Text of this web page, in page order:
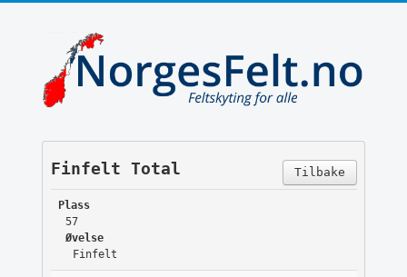
Tilbake
Finfelt Total
Plass
57
Øvelse
Finfelt